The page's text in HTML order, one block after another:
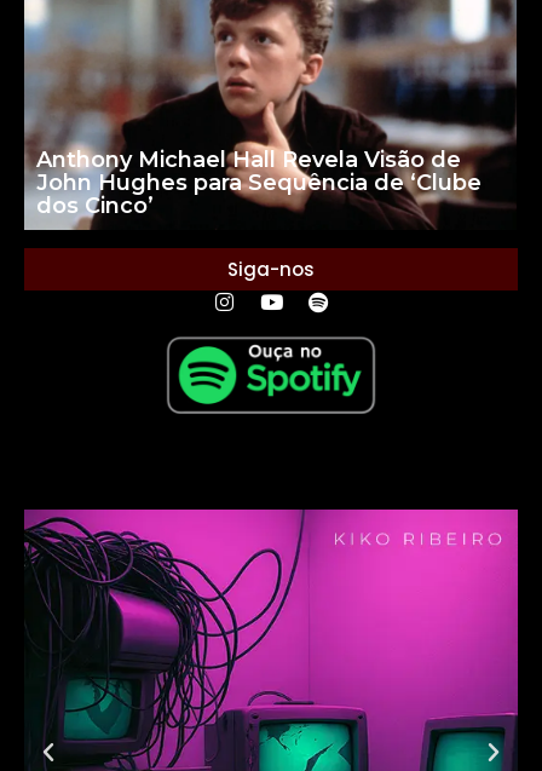
Anthony Michael Hall Revela Visão de
John Hughes para Sequência de ‘Clube
dos Cinco’
Siga-nos